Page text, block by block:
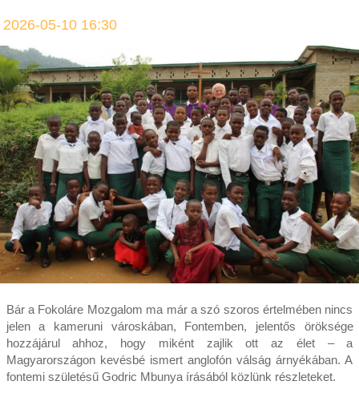
2026-05-10 16:30
Bár a Fokoláre Mozgalom ma már a szó szoros értelmében nincs
jelen a kameruni városkában, Fontemben, jelentős öröksége
hozzájárul ahhoz, hogy miként zajlik ott az élet – a
Magyarországon kevésbé ismert anglofón válság árnyékában. A
fontemi születésű Godric Mbunya írásából közlünk részleteket.